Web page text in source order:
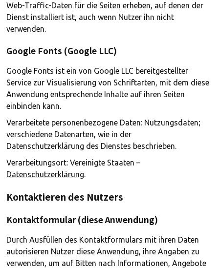
Web-Traffic-Daten für die Seiten erheben, auf denen der
Dienst installiert ist, auch wenn Nutzer ihn nicht
verwenden.
Google Fonts (Google LLC)
Google Fonts ist ein von Google LLC bereitgestellter
Service zur Visualisierung von Schriftarten, mit dem diese
Anwendung entsprechende Inhalte auf ihren Seiten
einbinden kann.
Verarbeitete personenbezogene Daten: Nutzungsdaten;
verschiedene Datenarten, wie in der
Datenschutzerklärung des Dienstes beschrieben.
Verarbeitungsort: Vereinigte Staaten –
Datenschutzerklärung
Kontaktieren des Nutzers
Kontaktformular (diese Anwendung)
Durch Ausfüllen des Kontaktformulars mit ihren Daten
autorisieren Nutzer diese Anwendung, ihre Angaben zu
verwenden, um auf Bitten nach Informationen, Angebote